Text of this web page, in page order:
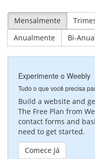
Mensalmente
Anualmente
Bi-
Experimente o Weebly
Tudo o que você precisa
Build a website and
The Free Plan from
contact forms and
need to get started.
Comece Já